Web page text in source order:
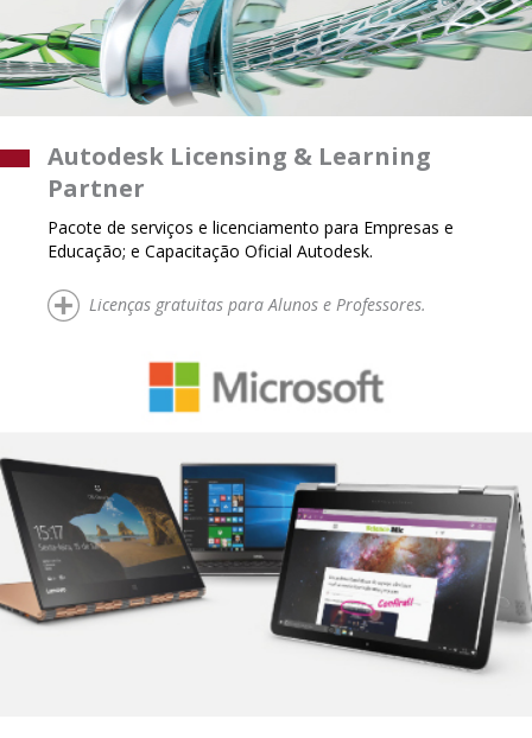
Autodesk Licensing & Learning
Partner
Pacote de serviços e licenciamento para Empresas e
Educação; e Capacitação Oficial Autodesk.
Licenças gratuitas para Alunos e Professores.